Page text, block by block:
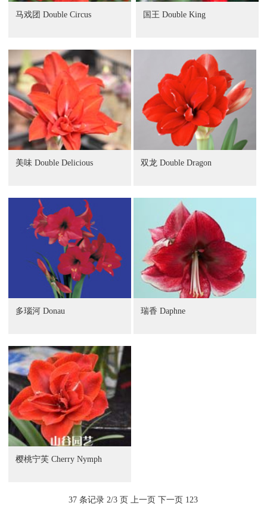
马戏团 Double Circus 国王 Double King
美味 Double Delicious 双龙 Double Dragon
多瑙河 Donau 瑞香 Daphne
樱桃宁芙 Cherry Nymph
37 条记录 2/3 页上一页 下一页 123